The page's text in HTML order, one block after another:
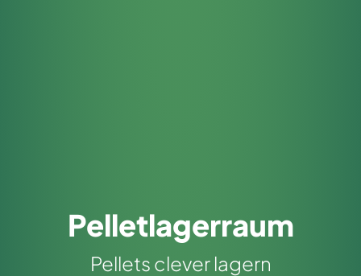
Pelletlagerraum
Pellets clever lagern